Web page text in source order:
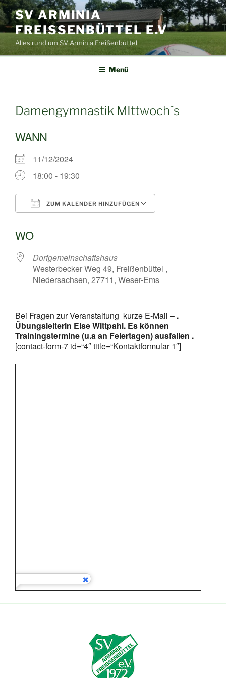
Zum
Inhalt
springen
SV ARMINIA
FREISSENBÜTTEL E.V
Alles rund um SV Arminia Freißenbüttel
Menü
Damengymnastik MIttwoch´s
WANN
11/12/2024
18:00 - 19:30
ZUM KALENDER HINZUFÜGEN
WO
Dorfgemeinschaftshaus
Westerbecker Weg 49, Freißenbüttel ,
Niedersachsen, 27711, Weser-Ems
Bei Fragen zur Veranstaltung kurze E-Mail – .
Übungsleiterin Else Wittpahl. Es können
Trainingstermine (u.a an Feiertagen) ausfallen .
[contact-form-7 id=“4″ title=“Kontaktformular 1″]